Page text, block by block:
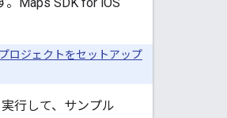
ロジェクトをセットアップ
行して、サンプル